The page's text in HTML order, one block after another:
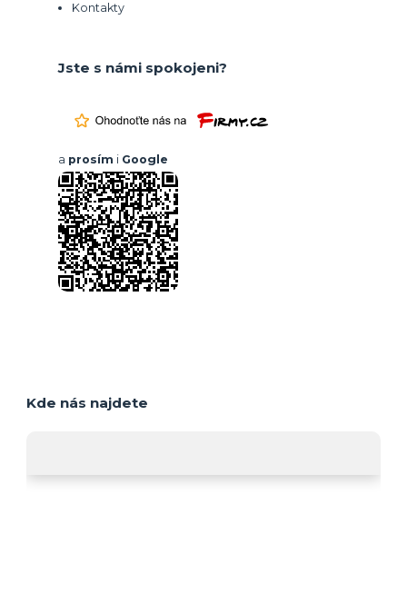
Kontakty
Jste s námi spokojeni?
a prosím i Google
Kde nás najdete